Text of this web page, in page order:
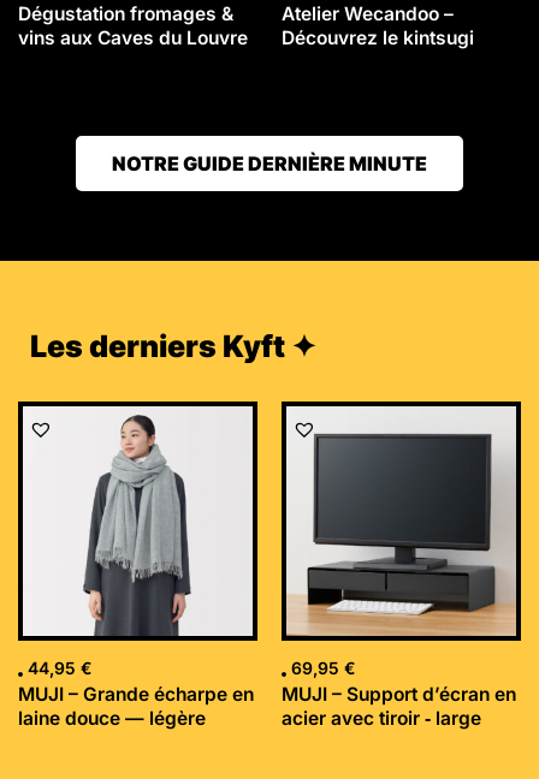
Dégustation fromages &
vins aux Caves du Louvre
Atelier Wecandoo –
Découvrez le kintsugi
NOTRE GUIDE DERNIÈRE MINUTE
Les derniers Kyft ✦
44,95 €
MUJI – Grande écharpe en
laine douce — légère
69,95 €
MUJI – Support d’écran en
acier avec tiroir ‐ large